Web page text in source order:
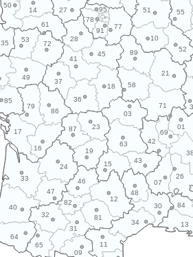
10
11
12
13
14
15
16
17
18
19
21
23
24
26
27
28
30
31
32
33
34
35
36
37
40
41
42
43
45
46
47
48
49
50
51
52
53
55
58
61
63
64
65
69
01
03
07
09
71
72
77
78
79
81
82 84
85
86
87
89
91
95